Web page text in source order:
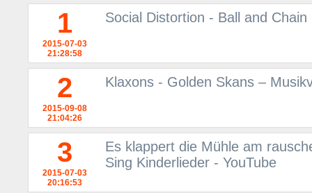
1
2015-07-03
21:28:58
Social Distortion - Ball and Chain
2
2015-09-08
21:04:26
Klaxons - Golden Skans –
3
2015-07-03
20:16:53
Es klappert die Mühle am
Sing Kinderlieder - YouTube